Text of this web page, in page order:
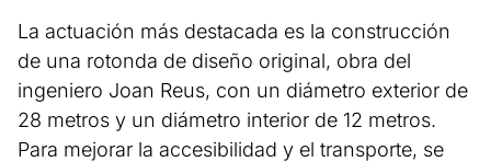
La actuación más destacada es la construcción
de una rotonda de diseño original, obra del
ingeniero Joan Reus, con un diámetro exterior de
28 metros y un diámetro interior de 12 metros.
Para mejorar la accesibilidad y el transporte, se